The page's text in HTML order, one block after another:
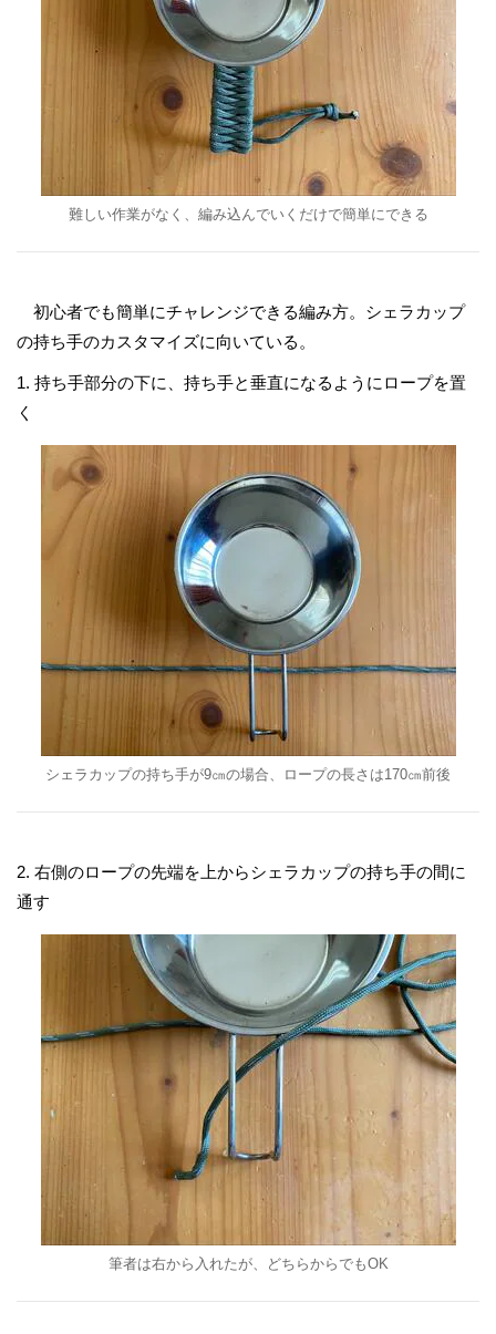
難しい作業がなく、編み込んでいくだけで簡単にできる
初心者でも簡単にチャレンジできる編み方。シェラカップ
の持ち手のカスタマイズに向いている。
1. 持ち手部分の下に、持ち手と垂直になるようにロープを置
く
シェラカップの持ち手が9㎝の場合、ロープの長さは170㎝前後
2. 右側のロープの先端を上からシェラカップの持ち手の間に
通す
筆者は右から入れたが、どちらからでもOK